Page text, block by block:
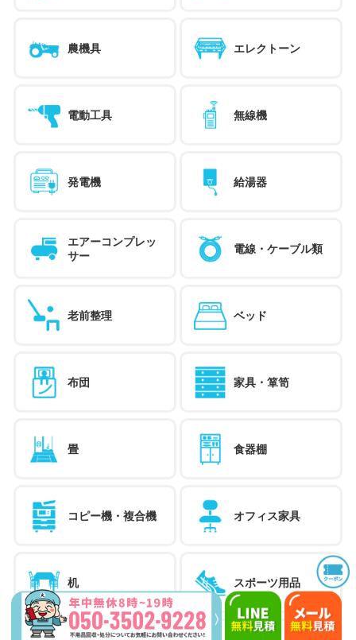
農機具 エレクトーン
電動工具 無線機
発電機 給湯器
エアーコンプレッ
サー
電線・ケーブル類
老前整理 ベッド
布団 家具・箪笥
畳 食器棚
コピー機・複合機 オフィス家具
机 スポーツ用品